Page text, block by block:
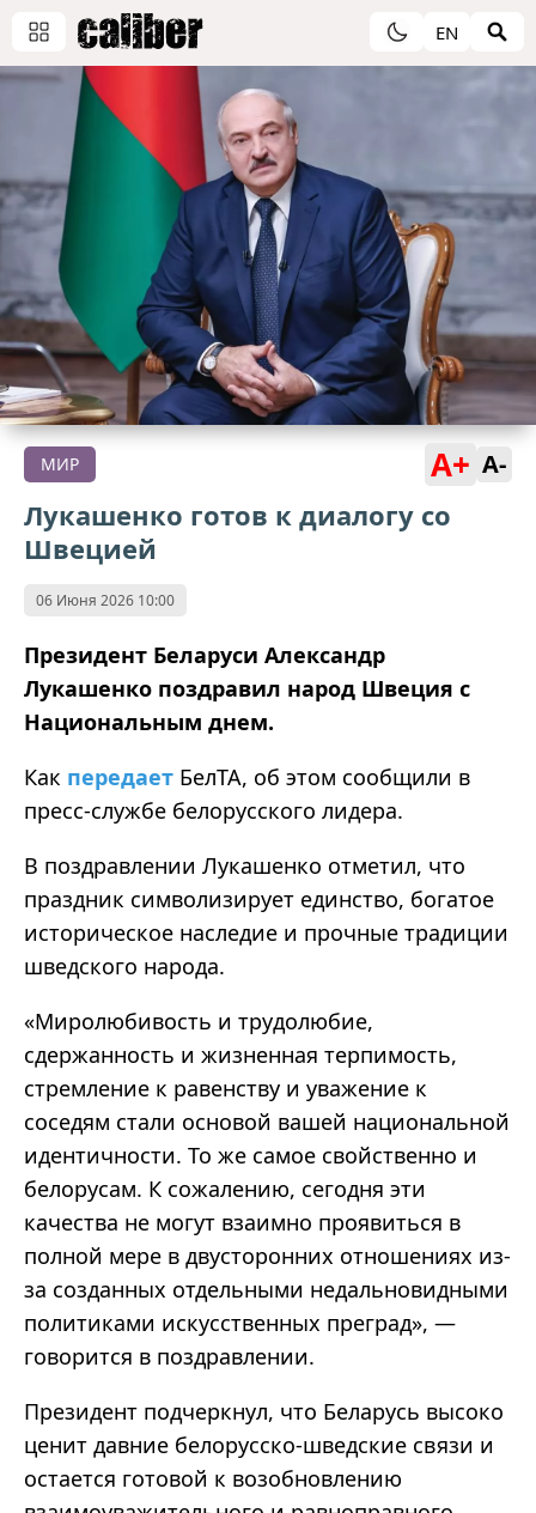
EN
МИР A+ A-
Лукашенко готов к диалогу со
Швецией
06 Июня 2026 10:00
Президент Беларуси Александр
Лукашенко поздравил народ Швеция с
Национальным днем.
Как передает БелТА, об этом сообщили в
пресс-службе белорусского лидера.
В поздравлении Лукашенко отметил, что
праздник символизирует единство, богатое
историческое наследие и прочные традиции
шведского народа.
«Миролюбивость и трудолюбие,
сдержанность и жизненная терпимость,
стремление к равенству и уважение к
соседям стали основой вашей национальной
идентичности. То же самое свойственно и
белорусам. К сожалению, сегодня эти
качества не могут взаимно проявиться в
полной мере в двусторонних отношениях из-
за созданных отдельными недальновидными
политиками искусственных преград», —
говорится в поздравлении.
Президент подчеркнул, что Беларусь высоко
ценит давние белорусско-шведские связи и
остается готовой к возобновлению